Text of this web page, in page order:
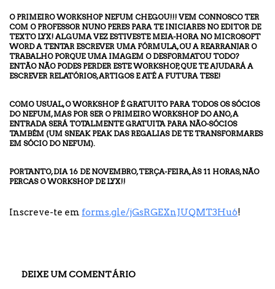
O PRIMEIRO WORKSHOP NEFUM CHEGOU!!! VEM CONNOSCO TER
COM O PROFESSOR NUNO PERES PARA TE INICIARES NO EDITOR DE
TEXTO LYX! ALGUMA VEZ ESTIVESTE MEIA-HORA NO MICROSOFT
WORD A TENTAR ESCREVER UMA FÓRMULA, OU A REARRANJAR O
TRABALHO PORQUE UMA IMAGEM O DESFORMATOU TODO?
ENTÃO NÃO PODES PERDER ESTE WORKSHOP, QUE TE AJUDARÁ A
ESCREVER RELATÓRIOS, ARTIGOS E ATÉ A FUTURA TESE!
COMO USUAL, O WORKSHOP É GRATUITO PARA TODOS OS SÓCIOS
DO NEFUM, MAS POR SER O PRIMEIRO WORKSHOP DO ANO, A
ENTRADA SERÁ TOTALMENTE GRATUITA PARA NÃO-SÓCIOS
TAMBÉM (UM SNEAK PEAK DAS REGALIAS DE TE TRANSFORMARES
EM SÓCIO DO NEFUM).
PORTANTO, DIA 16 DE NOVEMBRO, TERÇA-FEIRA, ÀS 11 HORAS, NÃO
PERCAS O WORKSHOP DE LYX!!
Inscreve-te em forms.gle/jGsRGEXnJUQMT3Hu6!
DEIXE UM COMENTÁRIO